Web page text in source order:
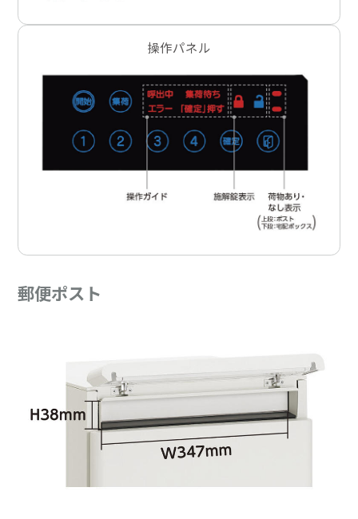
操作パネル
郵便ポスト